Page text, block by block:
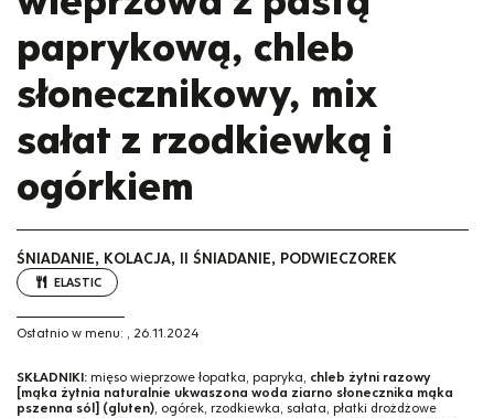
paprykową, chleb
słonecznikowy, mix
sałat z rzodkiewką i
ogórkiem
ŚNIADANIE, KOLACJA, II ŚNIADANIE, PODWIECZOREK
ELASTIC
Ostatnio w menu: , 26.11.2024
SKŁADNIKI: mięso wieprzowe łopatka, papryka, chleb żytni razowy
[mąka żytnia naturalnie ukwaszona woda ziarno słonecznika mąka
pszenna sól] (gluten), ogórek, rzodkiewka, sałata, płatki drożdżowe